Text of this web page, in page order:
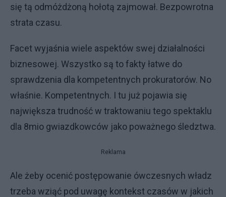
się tą odmóżdżoną hołotą zajmował. Bezpowrotna
strata czasu.
Facet wyjaśnia wiele aspektów swej działalności
biznesowej. Wszystko są to fakty łatwe do
sprawdzenia dla kompetentnych prokuratorów. No
właśnie. Kompetentnych. I tu już pojawia się
największa trudność w traktowaniu tego spektaklu
dla 8mio gwiazdkowców jako poważnego śledztwa.
Reklama
Ale żeby ocenić postępowanie ówczesnych władz
trzeba wziąć pod uwagę kontekst czasów w jakich